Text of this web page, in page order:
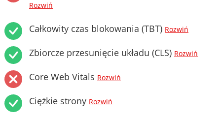
Rozwiń
Całkowity czas blokowania (TBT) Rozwiń
Zbiorcze przesunięcie układu (CLS) Rozwiń
Core Web Vitals Rozwiń
Ciężkie strony Rozwiń